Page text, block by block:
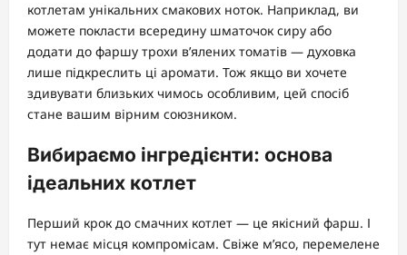
котлетам унікальних смакових ноток. Наприклад, ви
можете покласти всередину шматочок сиру або
додати до фаршу трохи в’ялених томатів — духовка
лише підкреслить ці аромати. Тож якщо ви хочете
здивувати близьких чимось особливим, цей спосіб
стане вашим вірним союзником.
Вибираємо інгредієнти: основа
ідеальних котлет
Перший крок до смачних котлет — це якісний фарш. І
тут немає місця компромісам. Свіже м’ясо, перемелене